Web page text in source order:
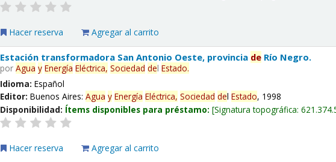
Hacer reserva Agregar al carrito
Estación transformadora San Antonio Oeste, provincia de Río Negro.
porAgua y Energía Eléctrica, Sociedad delEstado.
Idioma:Español
Editor:Buenos Aires:Agua y Energía Eléctrica, Sociedad delEstado, 1998
Disponibilidad: Ítems disponibles para préstamo: Signatura topográfica:
Hacer reserva Agregar al carrito